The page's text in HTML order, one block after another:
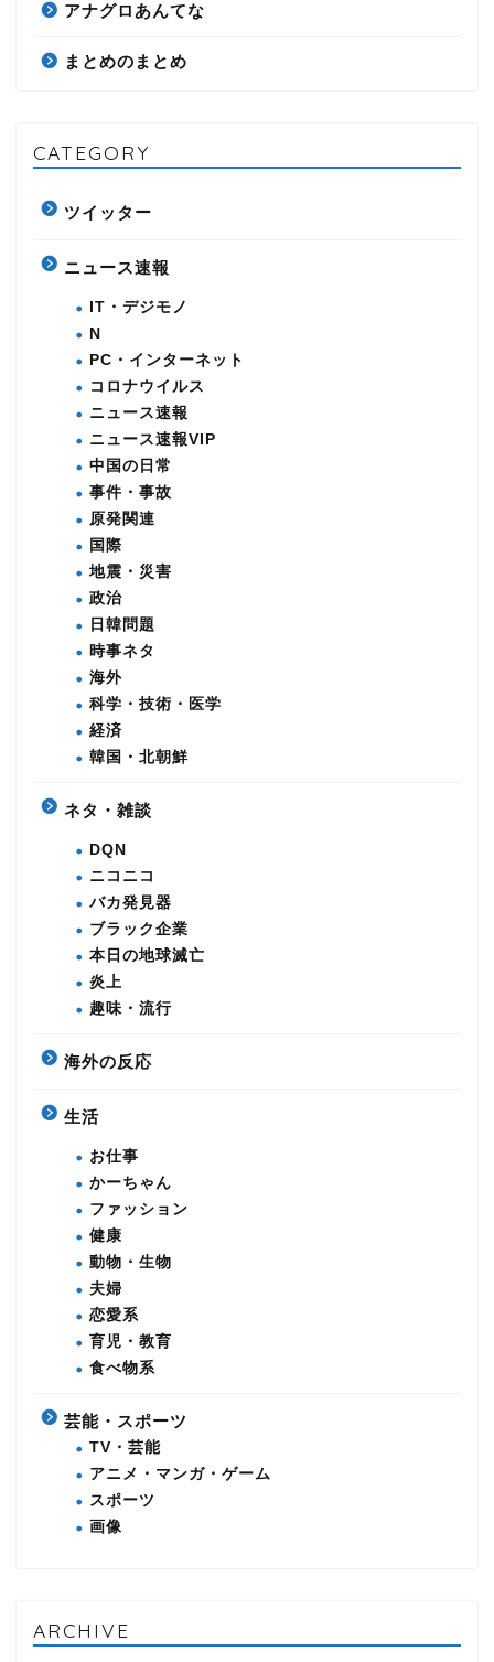
アナグロあんてな
まとめのまとめ
CATEGORY
ツイッター
ニュース速報
IT・デジモノ
N
PC・インターネット
コロナウイルス
ニュース速報
ニュース速報VIP
中国の日常
事件・事故
原発関連
国際
地震・災害
政治
日韓問題
時事ネタ
海外
科学・技術・医学
経済
韓国・北朝鮮
ネタ・雑談
DQN
ニコニコ
バカ発見器
ブラック企業
本日の地球滅亡
炎上
趣味・流行
海外の反応
生活
お仕事
かーちゃん
ファッション
健康
動物・生物
夫婦
恋愛系
育児・教育
食べ物系
芸能・スポーツ
TV・芸能
アニメ・マンガ・ゲーム
スポーツ
画像
ARCHIVE